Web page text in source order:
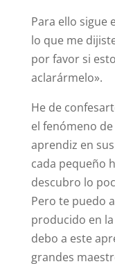
Para ello sigue
lo que me
por favor si
aclarármelo».
He de
el fenómeno
aprendiz en
cada pequeño
descubro lo
Pero te puedo
producido en
debo a este
grandes